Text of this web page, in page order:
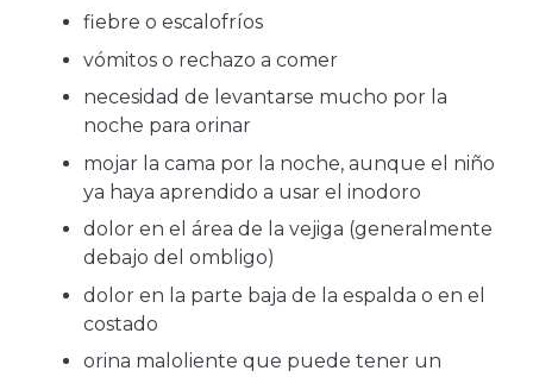
fiebre o escalofríos
vómitos o rechazo a comer
necesidad de levantarse mucho por la
noche para orinar
mojar la cama por la noche, aunque el niño
ya haya aprendido a usar el inodoro
dolor en el área de la vejiga (generalmente
debajo del ombligo)
dolor en la parte baja de la espalda o en el
costado
orina maloliente que puede tener un